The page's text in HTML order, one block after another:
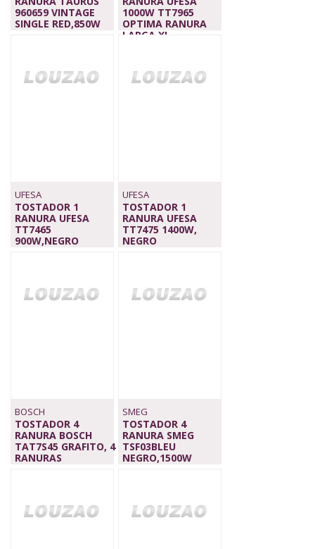
960659 VINTAGE
SINGLE RED,850W
1000W TT7965
OPTIMA RANURA
LARGA XL
UFESA
TOSTADOR 1
RANURA UFESA
TT7465
900W,NEGRO
UFESA
TOSTADOR 1
RANURA UFESA
TT7475 1400W,
NEGRO
BOSCH
TOSTADOR 4
RANURA BOSCH
TAT7S45 GRAFITO, 4
RANURAS
SMEG
TOSTADOR 4
RANURA SMEG
TSF03BLEU
NEGRO,1500W